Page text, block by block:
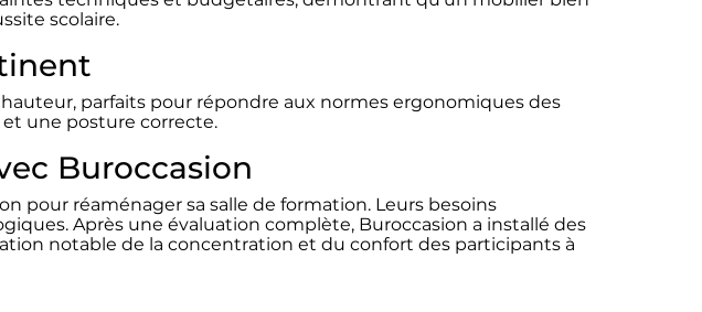
scolaire.
parfaits pour répondre aux normes ergonomiques des
une posture correcte.
Buroccasion
pour réaménager sa salle de formation. Leurs besoins
Après une évaluation complète, Buroccasion a installé des
notable de la concentration et du confort des participants à